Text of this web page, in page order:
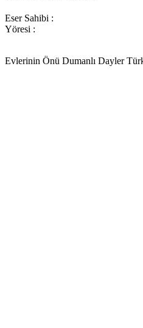
Eser Sahibi :
Yöresi :
Evlerinin Önü Dumanlı Dayler